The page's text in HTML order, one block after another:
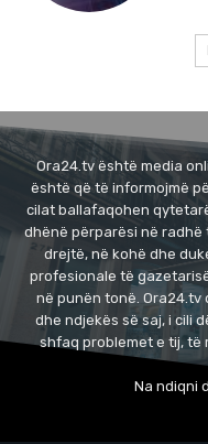
Ora24.tv është media
është që të informojmë
cilat ballafaqohen
dhënë përparësi në radhë
drejtë, në kohë dhe
profesionale të
në punën tonë.
dhe ndjekës së saj, i cili
shfaq problemet e tij, të
Na ndiqni